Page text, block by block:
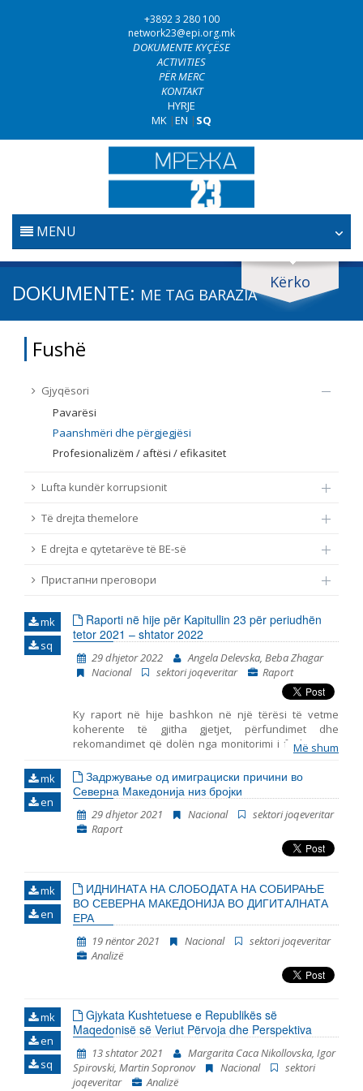
+3892 3 280 100
network23@epi.org.mk
DOKUMENTE KYÇËSE
ACTIVITIES
PËR MERC
KONTAKT
HYRJE
MK |EN | SQ
MENU
FILLESTARE
LUFTA KUNDËR KORRUPSIONIT
TË DREJTA THEMELORE
Kërko
Kërko dokumente
Fushë / lëmi
Nën burim
Tag
Nga rrjeti 23
Data e shpalljes
Emër, përshkrim ose fjalen
DOKUMENTE: ME TAG BARAZIA
Fushë
Gjyqësori
Pavarësi
Paanshmëri dhe përgjegjësi
Profesionalizëm / aftësi / efikasitet
Lufta kundër korrupsionit
Të drejta themelore
E drejta e qytetarëve të BE-së
Пристапни преговори
mk
sq
Raporti në hije për Kapitullin 23 për periudhën
tetor 2021 – shtator 2022
29 dhjetor 2022
Angela Delevska, Beba Zhagar
Nacional
sektori joqeveritar Raport
Ky raport në hije bashkon në një tërësi të vetme
koherente të gjitha gjetjet, përfundimet dhe
rekomandimet që dolën nga monitorimi i fushave të
përfshira në Kapitullin 23 – Gjyqësori dhe të drejtat
themelore. Ky është raporti i shtatë i tillë i publikuar
nga Instituti për Politika Evropiane (EPI) – Shkup, duke
marrë parasysh komentet dhe opinionet e
organizatave joqeveritare. Gjashtë periudhat e
mëparshme mbulojnë periudhat në vijim: tetor 2014 –
korrik 2015, korrik 2015 – prill 2016, maj 2016 – janar
2018, qershor 2018 – mars 2019, prill 2019 – mars 2020
Më shum
mk
en
Задржување од имиграциски причини во
Северна Македонија низ бројки
29 dhjetor 2021 Nacional
sektori joqeveritar
Raport
mk
en
ИДНИНАТА НА СЛОБОДАТА НА СОБИРАЊЕ
ВО СЕВЕРНА МАКЕДОНИЈА ВО ДИГИТАЛНАТА
ЕРА
19 nëntor 2021 Nacional
sektori joqeveritar
Analizë
mk
en
sq
Gjykata Kushtetuese e Republikës së
Maqedonisë së Veriut Përvoja dhe Perspektiva
13 shtator 2021
Margarita Caca Nikollovska, Igor
Spirovski, Martin Sopronov
Nacional
sektori
joqeveritar
Analizë